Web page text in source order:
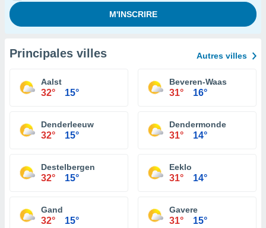
Principales villes Autres villes
Aalst
32° 15°
Beveren-Waas
31° 16°
Denderleeuw
32° 15°
Dendermonde
31° 14°
Destelbergen
32° 15°
Eeklo
31° 14°
Gand
32° 15°
Gavere
31° 15°